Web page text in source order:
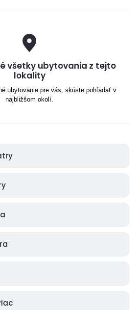
všetky ubytovania z tejto
lokality
ubytovanie pre vás, skúste pohľadať v
najbližšom okolí.